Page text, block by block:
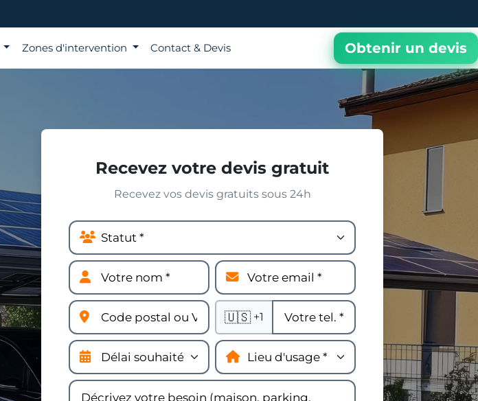
Zones d'intervention Contact & Devis Obtenir un devis
Recevez votre devis gratuit
Recevez vos devis gratuits sous 24h
🇺🇸 +1